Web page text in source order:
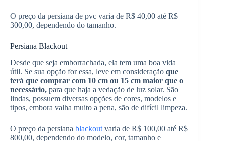
O preço da persiana de pvc varia de R$ 40,00 até R$
300,00, dependendo do tamanho.
Persiana Blackout
Desde que seja emborrachada, ela tem uma boa vida
útil. Se sua opção for essa, leve em consideração que
terá que comprar com 10 cm ou 15 cm maior que o
necessário, para que haja a vedação de luz solar. São
lindas, possuem diversas opções de cores, modelos e
tipos, embora valha muito a pena, são de difícil limpeza.
O preço da persiana blackout varia de R$ 100,00 até R$
800,00, dependendo do modelo, cor, tamanho e